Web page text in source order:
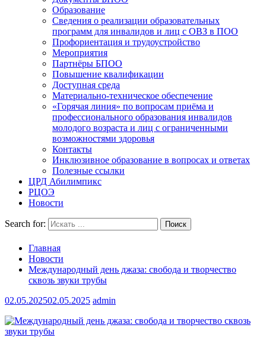
Образование
Сведения о реализации образовательных
программ для инвалидов и лиц с ОВЗ в ПОО
Профориентация и трудоустройство
Мероприятия
Партнёры БПОО
Повышение квалификации
Доступная среда
Материально-техническое обеспечение
«Горячая линия» по вопросам приёма и
профессионального образования инвалидов
молодого возраста и лиц с ограниченными
возможностями здоровья
Контакты
Инклюзивное образование в вопросах и ответах
Полезные ссылки
ЦРД Абилимпикс
РЦОЭ
Новости
Search for:
Главная
Новости
Международный день джаза: свобода и творчество
сквозь звуки трубы
02.05.202502.05.2025 admin